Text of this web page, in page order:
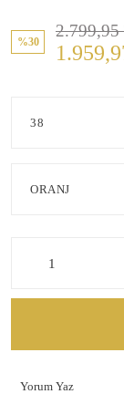
%30
Yorum Yaz